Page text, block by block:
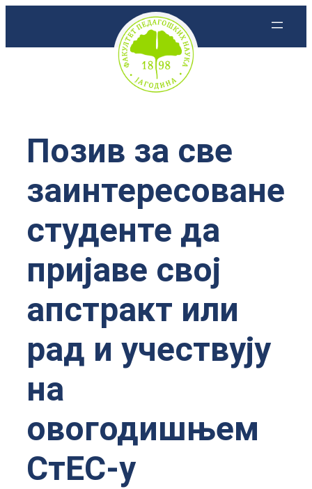
Позив за све
заинтересоване
студенте да
пријаве свој
апстракт или
рад и учествују
на
овогодишњем
СтЕС-у